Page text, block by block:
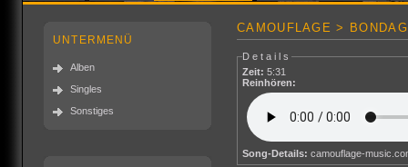
UNTERMENÜ
Alben
Singles
Sonstiges
CAMOUFLAGE >
Details
Zeit: 5:31
Reinhören:
Song-Details: camouflage-